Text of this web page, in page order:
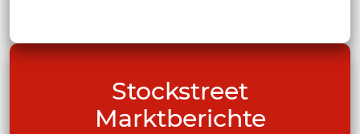
Stockstreet
Marktberichte